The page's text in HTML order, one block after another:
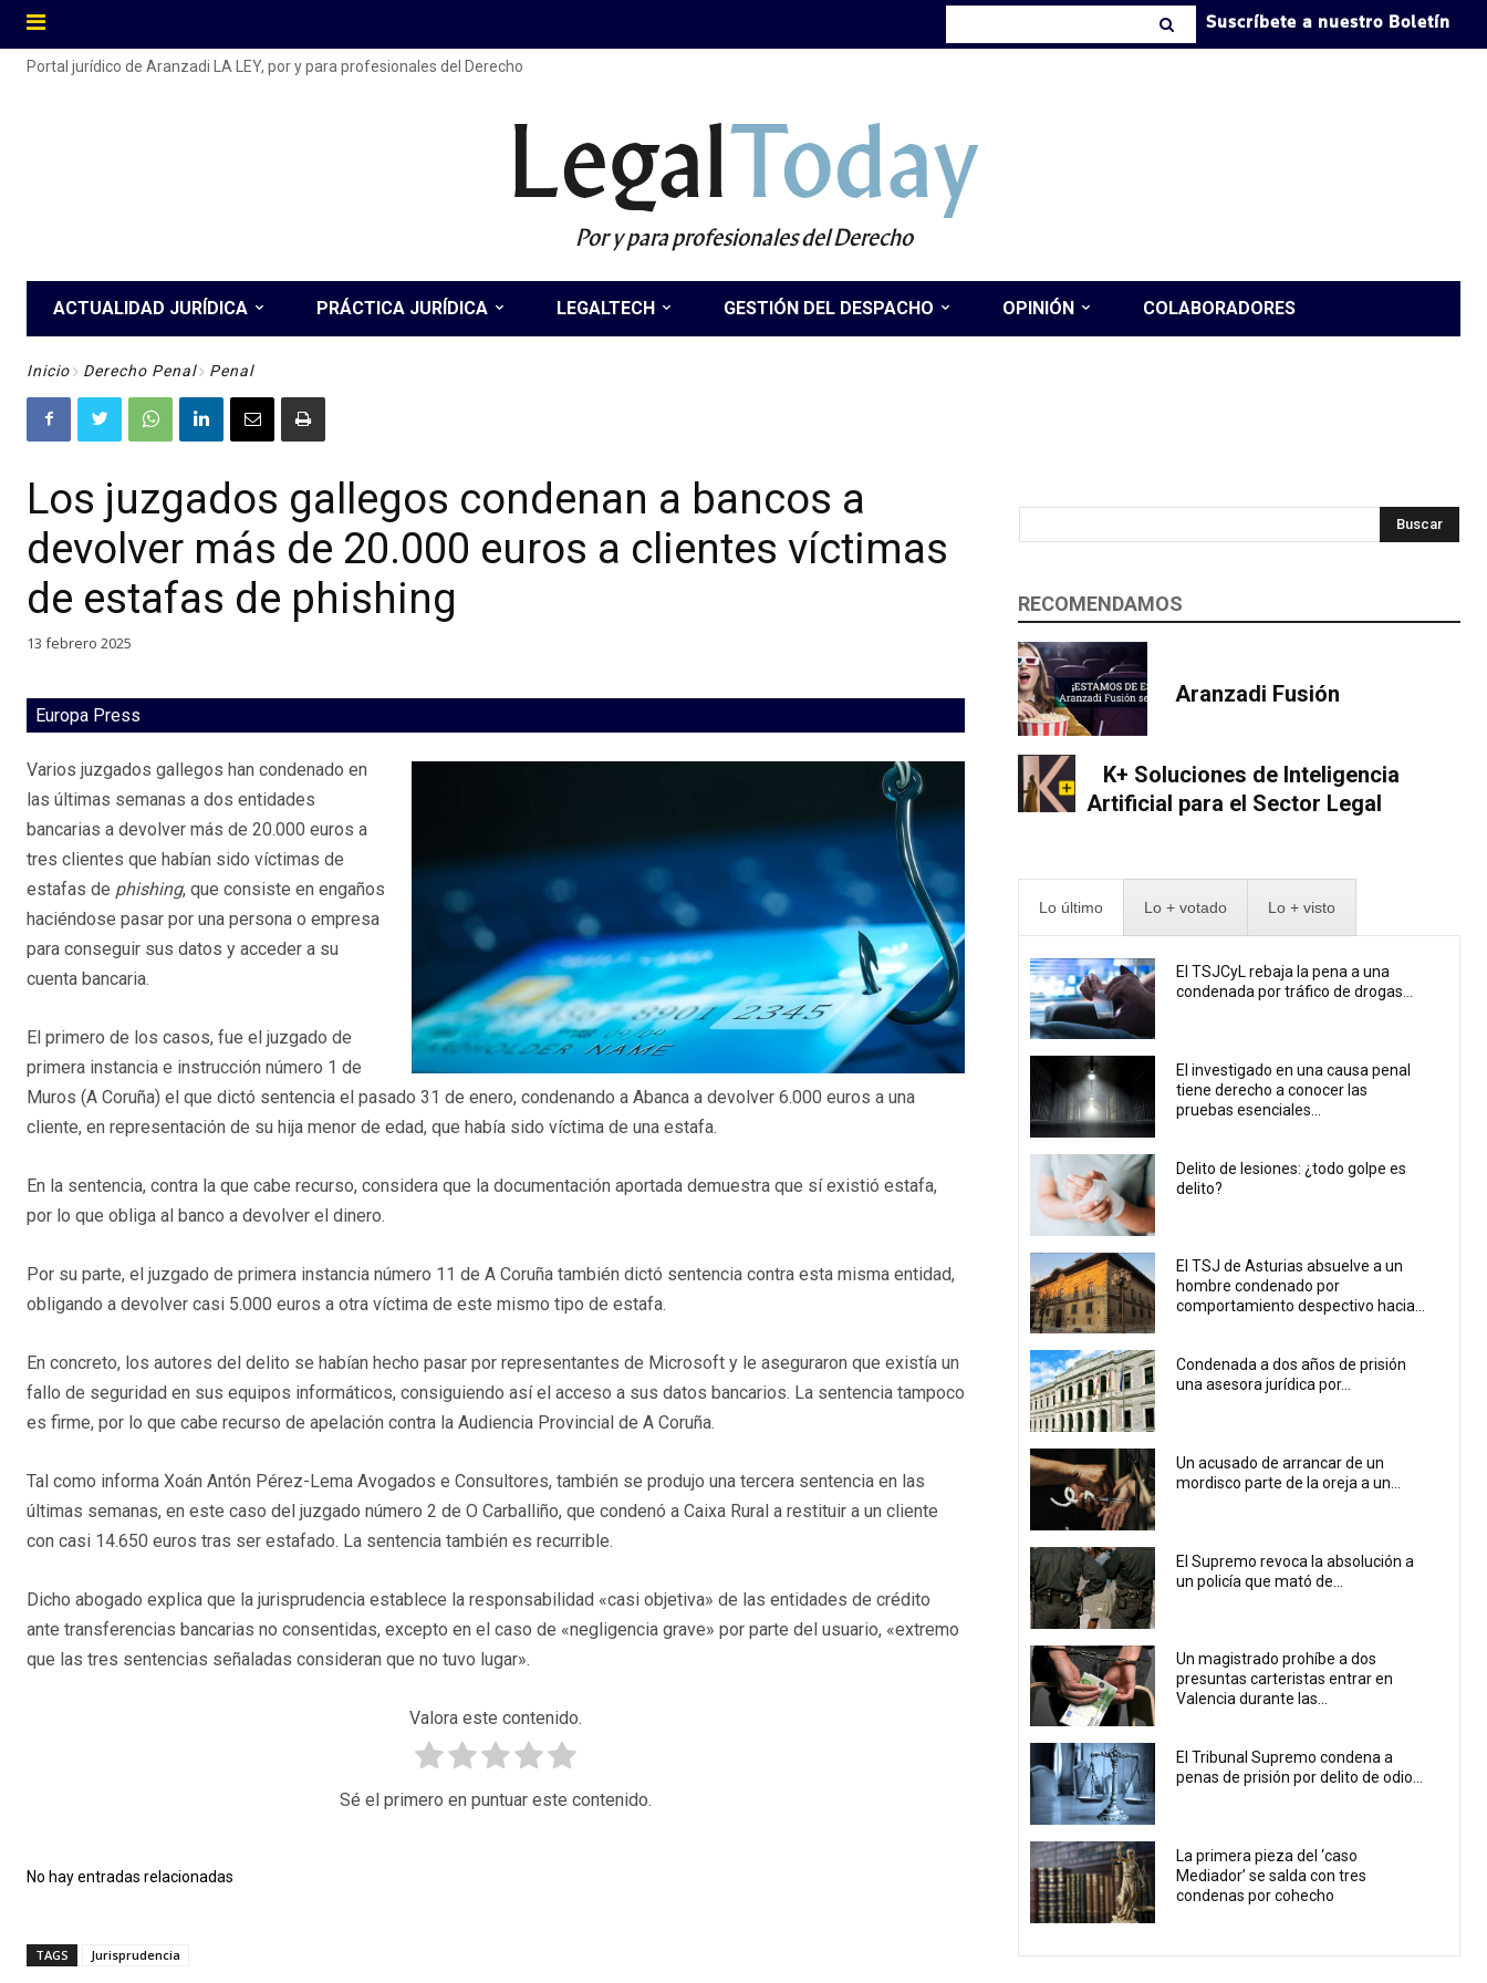
Suscríbete a nuestro Boletín
Portal jurídico de Aranzadi LA LEY, por y para profesionales del Derecho
LegalToday
Por y para profesionales del Derecho
ACTUALIDAD JURÍDICA PRÁCTICA JURÍDICA LEGALTECH GESTIÓN DEL DESPACHO OPINIÓN COLABORADORES
Inicio Derecho Penal Penal
Los juzgados gallegos condenan a bancos a
devolver más de 20.000 euros a clientes víctimas
de estafas de phishing
13 febrero 2025
Europa Press
Varios juzgados gallegos han condenado en
las últimas semanas a dos entidades
bancarias a devolver más de 20.000 euros a
tres clientes que habían sido víctimas de
estafas de phishing, que consiste en engaños
haciéndose pasar por una persona o empresa
para conseguir sus datos y acceder a su
cuenta bancaria.
El primero de los casos, fue el juzgado de
primera instancia e instrucción número 1 de
Muros (A Coruña) el que dictó sentencia el pasado 31 de enero, condenando a Abanca a devolver 6.000 euros a una
cliente, en representación de su hija menor de edad, que había sido víctima de una estafa.
En la sentencia, contra la que cabe recurso, considera que la documentación aportada demuestra que sí existió estafa,
por lo que obliga al banco a devolver el dinero.
Por su parte, el juzgado de primera instancia número 11 de A Coruña también dictó sentencia contra esta misma entidad,
obligando a devolver casi 5.000 euros a otra víctima de este mismo tipo de estafa.
En concreto, los autores del delito se habían hecho pasar por representantes de Microsoft y le aseguraron que existía un
fallo de seguridad en sus equipos informáticos, consiguiendo así el acceso a sus datos bancarios. La sentencia tampoco
es firme, por lo que cabe recurso de apelación contra la Audiencia Provincial de A Coruña.
Tal como informa Xoán Antón Pérez-Lema Avogados e Consultores, también se produjo una tercera sentencia en las
últimas semanas, en este caso del juzgado número 2 de O Carballiño, que condenó a Caixa Rural a restituir a un cliente
con casi 14.650 euros tras ser estafado. La sentencia también es recurrible.
Dicho abogado explica que la jurisprudencia establece la responsabilidad «casi objetiva» de las entidades de crédito
ante transferencias bancarias no consentidas, excepto en el caso de «negligencia grave» por parte del usuario, «extremo
que las tres sentencias señaladas consideran que no tuvo lugar».
Valora este contenido.
Sé el primero en puntuar este contenido.
No hay entradas relacionadas
TAGS Jurisprudencia
Buscar
RECOMENDAMOS
Aranzadi Fusión
K+ Soluciones de Inteligencia
Artificial para el Sector Legal
Lo último Lo + votado Lo + visto
El TSJCyL rebaja la pena a una
condenada por tráfico de drogas...
El investigado en una causa penal
tiene derecho a conocer las
pruebas esenciales...
Delito de lesiones: ¿todo golpe es
delito?
El TSJ de Asturias absuelve a un
hombre condenado por
comportamiento despectivo hacia...
Condenada a dos años de prisión
una asesora jurídica por...
Un acusado de arrancar de un
mordisco parte de la oreja a un...
El Supremo revoca la absolución a
un policía que mató de...
Un magistrado prohíbe a dos
presuntas carteristas entrar en
Valencia durante las...
El Tribunal Supremo condena a
penas de prisión por delito de odio...
La primera pieza del ‘caso
Mediador’ se salda con tres
condenas por cohecho